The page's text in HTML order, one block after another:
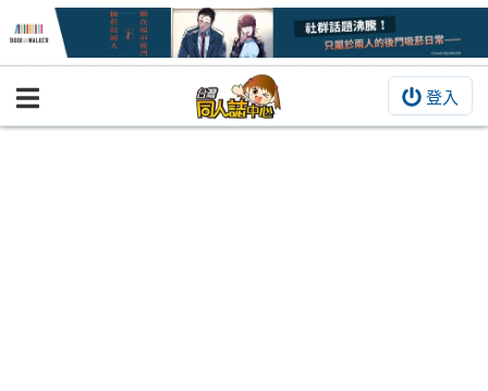
登入
BOOKY書集倉庫